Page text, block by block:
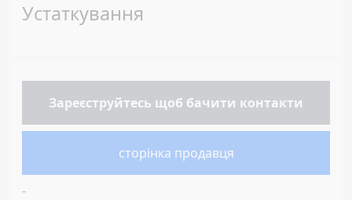
Устаткування
Зареєструйтесь щоб бачити контакти
сторінка продавця
-